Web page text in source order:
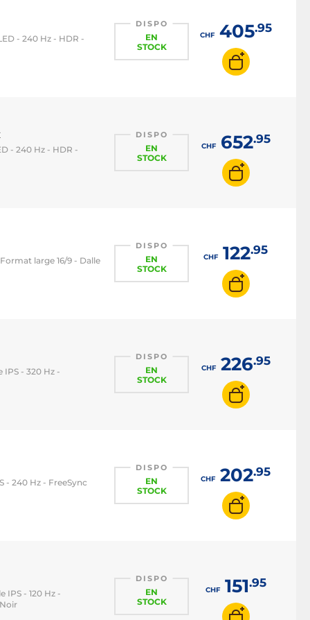
- 240 Hz - HDR -
DISPO
EN
STOCK
CHF405.95
- 240 Hz - HDR -
DISPO
EN
STOCK
CHF652.95
large 16/9 - Dalle
DISPO
EN
STOCK
CHF122.95
IPS - 320 Hz -
DISPO
EN
STOCK
CHF226.95
- 240 Hz - FreeSync
DISPO
EN
STOCK
CHF202.95
IPS - 120 Hz -
DISPO
EN
STOCK
CHF151.95